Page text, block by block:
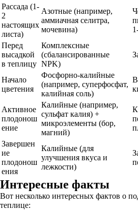
Рассада (1-
2
настоящих
листа)
Азотные (например,
аммиачная селитра,
мочевина)
Перед
высадкой
в теплицу
Комплексные
(сбалансированные
NPK)
Начало
цветения
Фосфорно-калийные
(например, суперфосфат,
калийная соль)
В
Активное
плодонош
ение
Калийные (например,
сульфат калия) +
микроэлементы (бор,
магний)
Завершен
ие
плодонош
ения
Калийные (для
улучшения вкуса и
лежкости)
Интересные факты
Вот несколько интересных фактов о
теплице: